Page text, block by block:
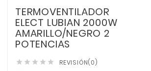
TERMOVENTILADOR
ELECT LUBIAN 2000W
AMARILLO/NEGRO 2
POTENCIAS
     REVISIÓN(0)